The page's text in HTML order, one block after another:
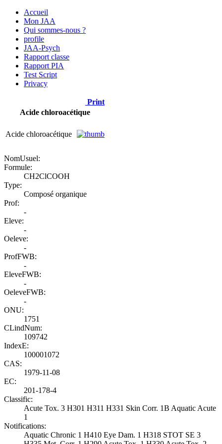
Accueil
Mon JAA
Qui sommes-nous ?
profile
JAA-Psych
Rapport classe
Rapport PIA
Test Script
Privacy
Print
Acide chloroacétique
Acide chloroacétique
NomUsuel:
Formule:
CH2ClCOOH
Type:
Composé organique
Prof:
-
Eleve:
-
Oeleve:
-
ProfFWB:
-
EleveFWB:
-
OeleveFWB:
-
ONU:
1751
CLindNum:
109742
IndexE:
100001072
CAS:
1979-11-08
EC:
201-178-4
Classific:
Acute Tox. 3 H301 H311 H331 Skin Corr. 1B Aquatic Acute
1
Notifications:
Aquatic Chronic 1 H410 Eye Dam. 1 H318 STOT SE 3